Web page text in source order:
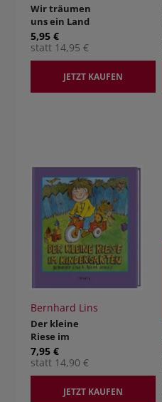
Wir träumen
uns ein Land
5,95 €
statt 14,95 €
JETZT KAUFEN
Bernhard Lins
Der kleine
Riese im
Kindergarten
7,95 €
statt 14,90 €
JETZT KAUFEN